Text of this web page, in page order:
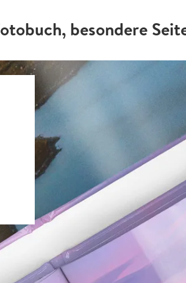
besondere